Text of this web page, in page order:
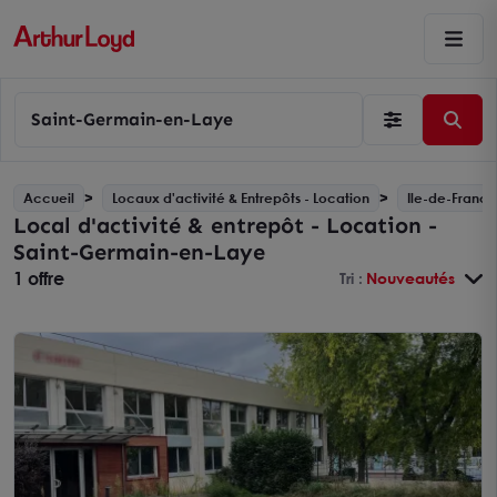
Saint-Germain-en-Laye
Accueil Locaux d'activité & Entrepôts - Location Ile-de-France
Local d'activité & entrepôt - Location -
Saint-Germain-en-Laye
1 offre Tri : Nouveautés